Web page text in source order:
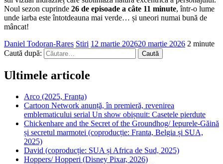
Noul sezon cuprinde 26 de episoade a câte 11 minute, într-o lume
unde iarba este întotdeauna mai verde… și uneori numai bună de
mâncat!
Daniel Todoran-Rares Stiri 12 martie 202620 martie 2026 2 minute
Caută după:
Ultimele articole
Arco (2025, Franța)
Cartoon Network anunță, în premieră, revenirea
emblematicului serial Un show obișnuit: Casetele pierdute
Chickenhare and the Secret of the Groundhog/ Iepurele-Găină
și secretul marmotei (coproducție: Franta, Belgia și SUA,
2025)
David (coproducție: SUA și Africa de Sud, 2025)
Hoppers/ Hopperi (Disney Pixar, 2026)